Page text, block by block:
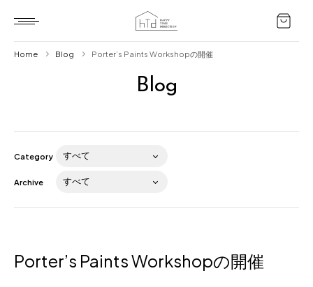
Blog
Blog
Home Blog Porter’s Paints Workshopの開催
Category
Archive
Porter’s Paints Workshopの開催